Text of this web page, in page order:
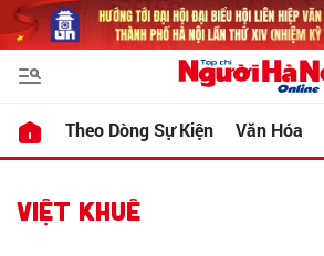
Theo Dòng Sự Kiện Văn Hóa
VIỆT KHUÊ